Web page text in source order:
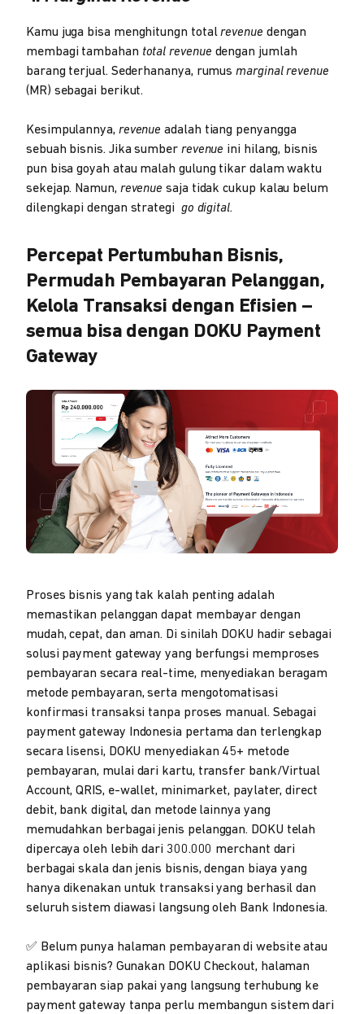
Kamu juga bisa menghitungn totalrevenue dengan
membagi tambahan total revenue dengan jumlah
barang terjual. Sederhananya, rumusmarginal revenue
(MR) sebagai berikut.
Kesimpulannya, revenue adalah tiang penyangga
sebuah bisnis. Jika sumber revenue ini hilang, bisnis
pun bisa goyah atau malah gulung tikar dalam waktu
sekejap. Namun, revenue saja tidak cukup kalau belum
dilengkapi dengan strategi go digital.
Percepat Pertumbuhan Bisnis,
Permudah Pembayaran Pelanggan,
Kelola Transaksi dengan Efisien –
semua bisa dengan DOKU Payment
Gateway
Proses bisnis yang tak kalah penting adalah
memastikan pelanggan dapat membayar dengan
mudah, cepat, dan aman. Di sinilah DOKU hadir sebagai
solusi payment gateway yang berfungsi memproses
pembayaran secara real-time, menyediakan beragam
metode pembayaran, serta mengotomatisasi
konfirmasi transaksi tanpa proses manual. Sebagai
payment gateway Indonesia pertama dan terlengkap
secara lisensi, DOKU menyediakan 45+ metode
pembayaran, mulai dari kartu, transfer bank/Virtual
Account, QRIS, e-wallet, minimarket, paylater, direct
debit, bank digital, dan metode lainnya yang
memudahkan berbagai jenis pelanggan. DOKU telah
dipercaya oleh lebih dari 300.000 merchant dari
berbagai skala dan jenis bisnis, dengan biaya yang
hanya dikenakan untuk transaksi yang berhasil dan
seluruh sistem diawasi langsung oleh Bank Indonesia.
✅ Belum punya halaman pembayaran di website atau
aplikasi bisnis? Gunakan DOKU Checkout, halaman
pembayaran siap pakai yang langsung terhubung ke
payment gateway tanpa perlu membangun sistem dari